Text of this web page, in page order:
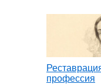
профессия